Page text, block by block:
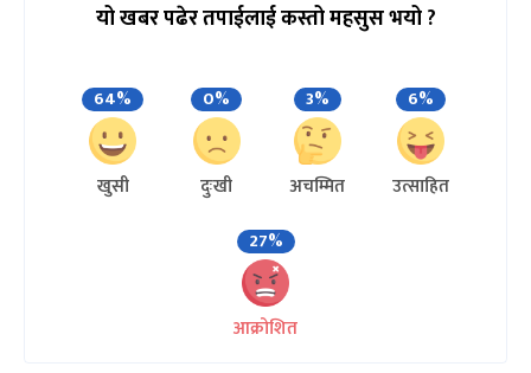
यो खबर पढेर तपाईलाई कस्तो महसुस भयो ?
64%
खुसी
0%
दुःखी
3%
अचम्मित
6%
उत्साहित
27%
आक्रोशित